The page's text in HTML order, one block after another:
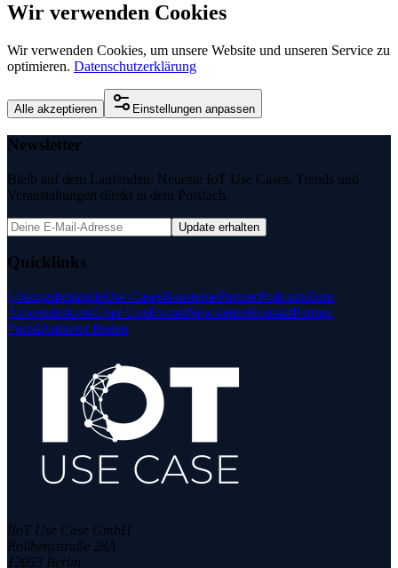
Wir verwenden Cookies
Wir verwenden Cookies, um unsere Website und unseren Service zu
optimieren. Datenschutzerklärung
Alle akzeptieren Einstellungen anpassen
Newsletter
Bleib auf dem Laufenden: Neueste IoT Use Cases, Trends und
Veranstaltungen direkt in dein Postfach.
Update erhalten
Quicklinks
LösungsbeispieleUse CasesBausteinePartnerPodcastsZum
AnwenderkreisÜber UnsEventsNewsletterKontaktPartner
PortalAnbieter finden
IIoT Use Case GmbH
Rollbergstraße 28A
12053 Berlin